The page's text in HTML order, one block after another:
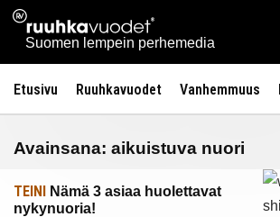
Siirry
sisältöön
Ruuhkavuodet.fi
Suomen lempein perhemedia
Etusivu Ruuhkavuodet Vanhemmuus
Avainsana: aikuistuva nuori
TEINI Nämä 3 asiaa huolettavat
nykynuoria!